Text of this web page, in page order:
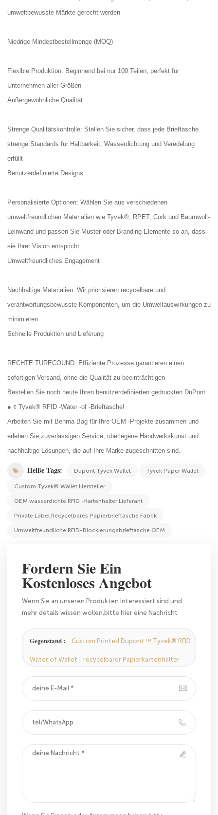
umweltbewusste Märkte gerecht werden
Niedrige Mindestbestellmenge (MOQ)
Flexible Produktion: Beginnend bei nur 100 Teilen, perfekt für
Unternehmen aller Größen
Außergewöhnliche Qualität
Strenge Qualitätskontrolle: Stellen Sie sicher, dass jede Brieftasche
strenge Standards für Haltbarkeit, Wasserdichtung und Veredelung
erfüllt
Benutzerdefinierte Designs
Personalisierte Optionen: Wählen Sie aus verschiedenen
umweltfreundlichen Materialien wie Tyvek®, RPET, Cork und Baumwoll-
Leinwand und passen Sie Muster oder Branding-Elemente so an, dass
sie Ihrer Vision entspricht
Umweltfreundliches Engagement
Nachhaltige Materialien: Wir priorisieren recycelbare und
verantwortungsbewusste Komponenten, um die Umweltauswirkungen zu
minimieren
Schnelle Produktion und Lieferung
RECHTE TURECOUND: Effiziente Prozesse garantieren einen
sofortigen Versand, ohne die Qualität zu beeinträchtigen
Bestellen Sie noch heute Ihren benutzerdefinierten gedruckten DuPont
● ¢ Tyvek® RFID -Water -of -Brieftasche!
Arbeiten Sie mit Benma Bag für Ihre OEM -Projekte zusammen und
erleben Sie zuverlässigen Service, überlegene Handwerkskunst und
nachhaltige Lösungen, die auf Ihre Marke zugeschnitten sind.
Heiße Tags: Dupont Tyvek Wallet Tyvek Paper Wallet
Custom Tyvek® Wallet Hersteller
OEM wasserdichte RFID -Kartenhalter Lieferant
Private Label Recycelbares Papierbrieftasche Fabrik
Umweltfreundliche RFID-Blockierungsbrieftasche OEM
Fordern Sie Ein
Kostenloses Angebot
Wenn Sie an unseren Produkten interessiert sind und
mehr details wissen wollen,bitte hier eine Nachricht
können.
Gegenstand : Custom Printed Dupont ™ Tyvek® RFID
Water of Wallet - recycelbarer Papierkartenhalter